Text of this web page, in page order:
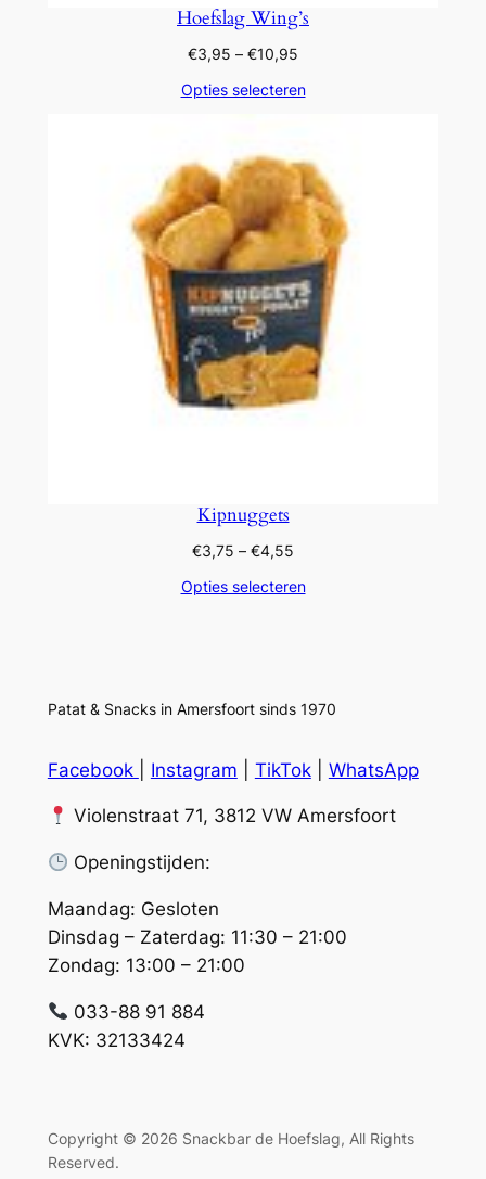
Hoefslag Wing’s
€3,95 – €10,95
tot
Opties selecteren
Kipnuggets
€3,75 – €4,55
tot
Opties selecteren
Patat & Snacks in Amersfoort sinds 1970
Facebook Instagram TikTok| WhatsApp
Violenstraat 71, 3812 VW Amersfoort
Openingstijden:
Maandag: Gesloten
Dinsdag – Zaterdag: 11:30 – 21:00
Zondag: 13:00 – 21:00
033-88 91 884
KVK: 32133424
Copyright © 2026 Snackbar de Hoefslag, All Rights
Reserved.